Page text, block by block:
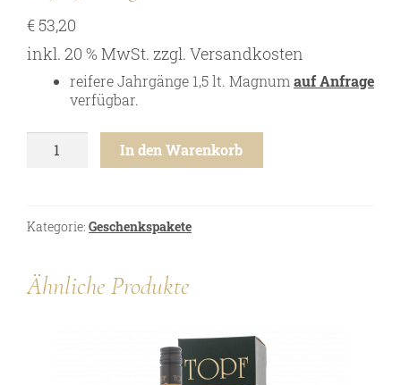
Ausgezeichnetes
Aktuelles
Newsletter
Impressum
Kontakt
€ 53,20
inkl. 20 % MwSt. zzgl. Versandkosten
reifere Jahrgänge 1,5 lt. Magnum auf Anfrage
verfügbar.
Grüner
Veltliner
1ÖTW
1.5
In den Warenkorb
Kategorie: Geschenkspakete
Ähnliche Produkte